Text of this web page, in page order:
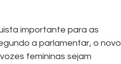
importante para as
a parlamentar, o novo
femininas sejam